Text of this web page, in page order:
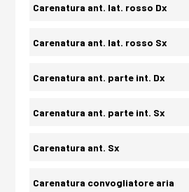
Carenatura ant. lat. rosso Dx
Carenatura ant. lat. rosso Sx
Carenatura ant. parte int. Dx
Carenatura ant. parte int. Sx
Carenatura ant. Sx
Carenatura convogliatore aria